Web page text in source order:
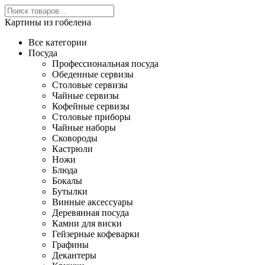
Картины из гобелена
Все категории
Посуда
Профессиональная посуда
Обеденные сервизы
Столовые сервизы
Чайные сервизы
Кофейные сервизы
Столовые приборы
Чайные наборы
Сковороды
Кастрюли
Ножи
Блюда
Бокалы
Бутылки
Винные аксессуары
Деревянная посуда
Камни для виски
Гейзерные кофеварки
Графины
Декантеры